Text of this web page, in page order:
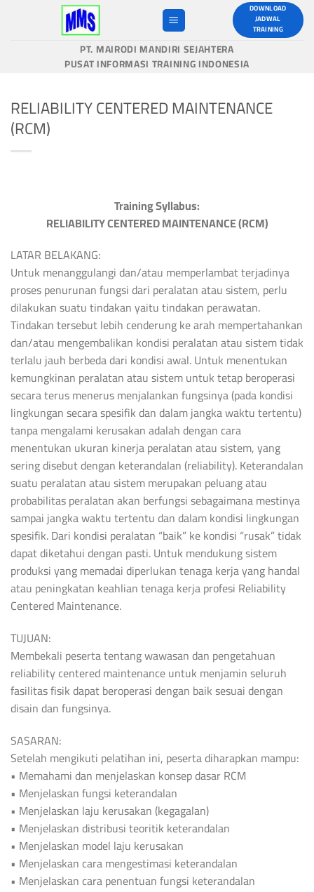
DOWNLOAD
JADWAL
TRAINING
PT. MAIRODI MANDIRI SEJAHTERA
PUSAT INFORMASI TRAINING INDONESIA
RELIABILITY CENTERED MAINTENANCE
(RCM)
Training Syllabus:
RELIABILITY CENTERED MAINTENANCE (RCM)
LATAR BELAKANG:
Untuk menanggulangi dan/atau memperlambat terjadinya
proses penurunan fungsi dari peralatan atau sistem, perlu
dilakukan suatu tindakan yaitu tindakan perawatan.
Tindakan tersebut lebih cenderung ke arah mempertahankan
dan/atau mengembalikan kondisi peralatan atau sistem tidak
terlalu jauh berbeda dari kondisi awal. Untuk menentukan
kemungkinan peralatan atau sistem untuk tetap beroperasi
secara terus menerus menjalankan fungsinya (pada kondisi
lingkungan secara spesifik dan dalam jangka waktu tertentu)
tanpa mengalami kerusakan adalah dengan cara
menentukan ukuran kinerja peralatan atau sistem, yang
sering disebut dengan keterandalan (reliability). Keterandalan
suatu peralatan atau sistem merupakan peluang atau
probabilitas peralatan akan berfungsi sebagaimana mestinya
sampai jangka waktu tertentu dan dalam kondisi lingkungan
spesifik. Dari kondisi peralatan “baik” ke kondisi “rusak” tidak
dapat diketahui dengan pasti. Untuk mendukung sistem
produksi yang memadai diperlukan tenaga kerja yang handal
atau peningkatan keahlian tenaga kerja profesi Reliability
Centered Maintenance.
TUJUAN:
Membekali peserta tentang wawasan dan pengetahuan
reliability centered maintenance untuk menjamin seluruh
fasilitas fisik dapat beroperasi dengan baik sesuai dengan
disain dan fungsinya.
SASARAN:
Setelah mengikuti pelatihan ini, peserta diharapkan mampu:
• Memahami dan menjelaskan konsep dasar RCM
• Menjelaskan fungsi keterandalan
• Menjelaskan laju kerusakan (kegagalan)
• Menjelaskan distribusi teoritik keterandalan
• Menjelaskan model laju kerusakan
• Menjelaskan cara mengestimasi keterandalan
• Menjelaskan cara penentuan fungsi keterandalan